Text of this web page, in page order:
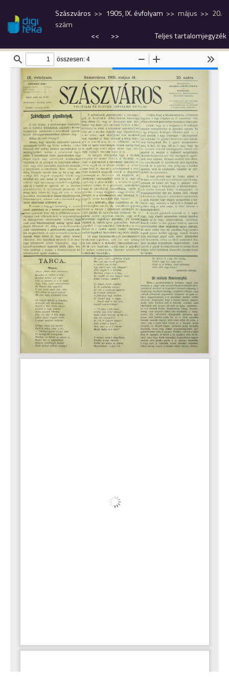
Szászváros 1905, IX. évfolyam május
20.
szám
<<
>> Teljes tartalomjegyzék